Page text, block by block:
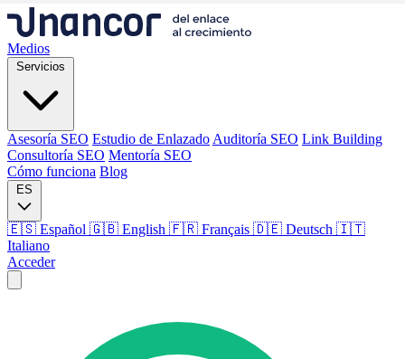
Medios
Servicios
Asesoría SEO Estudio de Enlazado Auditoría SEO Link Building
Consultoría SEO Mentoría SEO
Cómo funciona Blog
ES
🇪🇸 Español 🇬🇧 English 🇫🇷 Français 🇩🇪 Deutsch 🇮🇹
Italiano
Acceder